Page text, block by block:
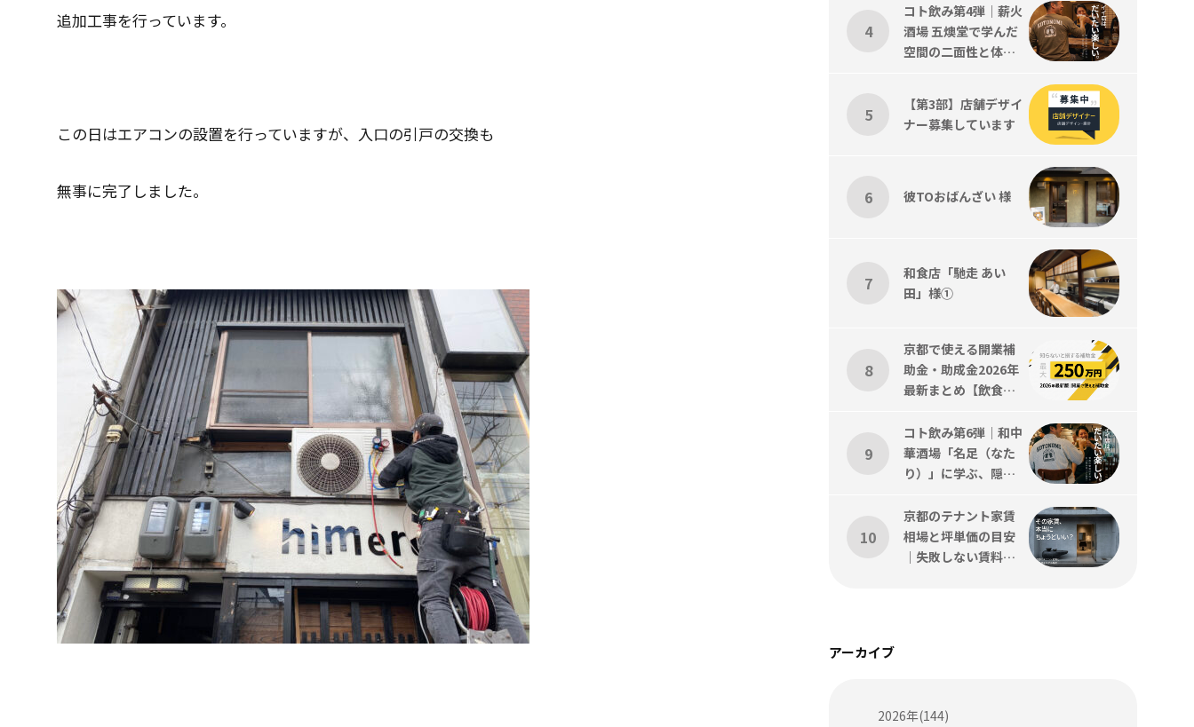
追加工事を行っています。
この日はエアコンの設置を行っていますが、入口の引戸の交換も
無事に完了しました。
コト飲み第4弾｜薪火
酒場 五燠堂で学んだ
空間の二面性と体験
【第3部】店舗デザイ
ナー募集しています
彼TOおばんざい 様
和食店「馳走 あい
田」様①
京都で使える開業補
助金・助成金2026年
最新まとめ【飲食
コト飲み第6弾｜和中
華酒場「名足（なた
り）」に学ぶ、隠れ
づくり
京都のテナント家賃
相場と坪単価の目安
｜失敗しない賃料の
アーカイブ
2026年(144)